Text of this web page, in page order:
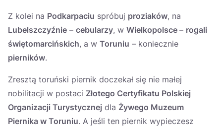
Z kolei na Podkarpaciu spróbuj proziaków, na
Lubelszczyźnie – cebularzy, w Wielkopolsce – rogali
świętomarcińskich, a w Toruniu – koniecznie
pierników.
Zresztą toruński piernik doczekał się nie małej
nobilitacji w postaci Złotego Certyfikatu Polskiej
Organizacji Turystycznej dla Żywego Muzeum
Piernika w Toruniu. A jeśli ten piernik wypieczesz